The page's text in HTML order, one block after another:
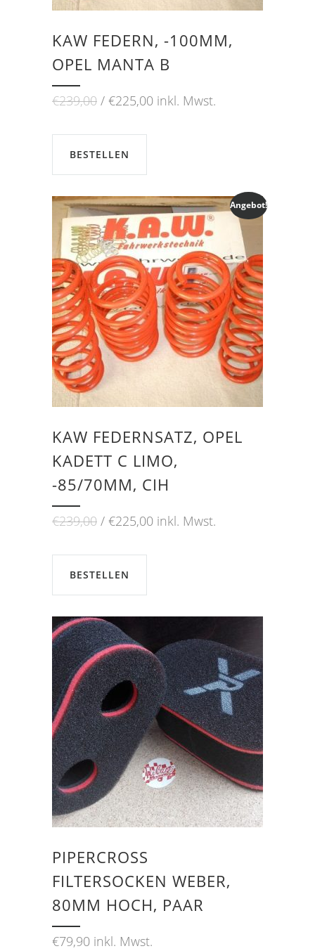
KAW FEDERN, -100MM,
OPEL MANTA B
€239,00Ursprünglicher
€239,00
€225,00Aktueller
inkl. Mwst.
BESTELLEN
Angebot!
KAW FEDERNSATZ, OPEL
KADETT C LIMO,
-85/70MM, CIH
€239,00Ursprünglicher
€239,00
€225,00Aktueller
inkl. Mwst.
BESTELLEN
PIPERCROSS
FILTERSOCKEN WEBER,
80MM HOCH, PAAR
€79,90 inkl. Mwst.